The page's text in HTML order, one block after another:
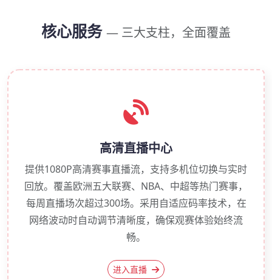
核心服务 — 三大支柱，全面覆盖
高清直播中心
提供1080P高清赛事直播流，支持多机位切换与实时
回放。覆盖欧洲五大联赛、NBA、中超等热门赛事，
每周直播场次超过300场。采用自适应码率技术，在
网络波动时自动调节清晰度，确保观赛体验始终流
畅。
进入直播